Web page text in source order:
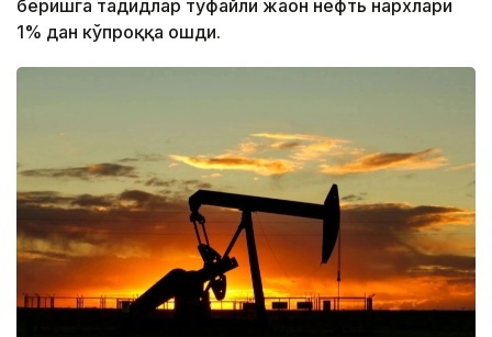
беришга таҳдидлар туфайли жаҳон нефть нархлари
1% дан кўпроққа ошди.